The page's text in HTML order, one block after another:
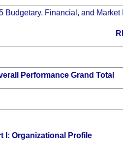
Budgetary, Financial, and Market
Performance Grand Total
I: Organizational Profile